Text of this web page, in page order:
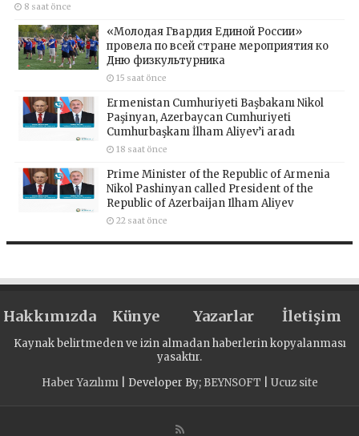
8 saat önce
«Молодая Гвардия Единой России»
провела по всей стране мероприятия ко
Дню физкультурника
15 saat önce
Ermenistan Cumhuriyeti Başbakanı Nikol
Paşinyan, Azerbaycan Cumhuriyeti
Cumhurbaşkanı İlham Aliyev’i aradı
18 saat önce
Prime Minister of the Republic of Armenia
Nikol Pashinyan called President of the
Republic of Azerbaijan Ilham Aliyev
22 saat önce
Hakkımızda Künye Yazarlar İletişim
Kaynak belirtmeden ve izin almadan haberlerin kopyalanması
yasaktır.
Haber Yazılımı| Developer By; BEYNSOFT Ucuz site